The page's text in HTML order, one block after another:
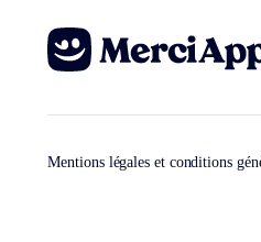
Mentions légales et conditions